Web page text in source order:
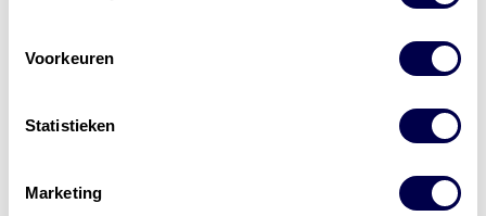
Voorkeuren
Statistieken
Marketing
laad- en